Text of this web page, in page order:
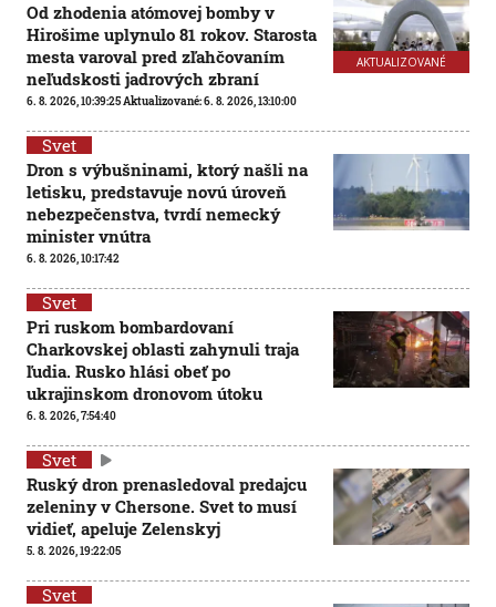
AKTUALIZOVANÉ
Od zhodenia atómovej bomby v
Hirošime uplynulo 81 rokov. Starosta
mesta varoval pred zľahčovaním
neľudskosti jadrových zbraní
6. 8. 2026, 10:39:25Aktualizované:6. 8. 2026, 13:10:00
Svet
Dron s výbušninami, ktorý našli na
letisku, predstavuje novú úroveň
nebezpečenstva, tvrdí nemecký
minister vnútra
6. 8. 2026, 10:17:42
Svet
Pri ruskom bombardovaní
Charkovskej oblasti zahynuli traja
ľudia. Rusko hlási obeť po
ukrajinskom dronovom útoku
6. 8. 2026, 7:54:40
Svet
Ruský dron prenasledoval predajcu
zeleniny v Chersone. Svet to musí
vidieť, apeluje Zelenskyj
5. 8. 2026, 19:22:05
Svet